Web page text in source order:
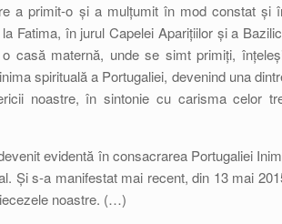
a primit-o și a mulțumit în mod constat și
Fatima, în jurul Capelei Aparițiilor și a
casă maternă, unde se simt primiți,
spirituală a Portugaliei, devenind una
noastre, în sintonie cu carisma celor
evidentă în consacrarea Portugaliei
Și s-a manifestat mai recent, din 13 mai
noastre. (…)